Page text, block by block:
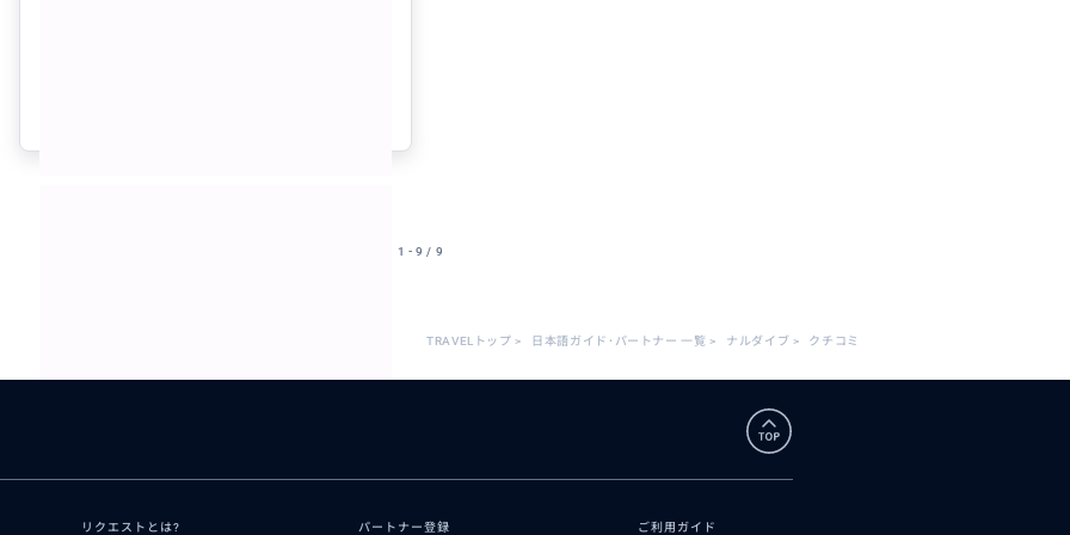
1 - 9 / 9
TRAVELトップ > 日本語ガイド･パートナー 一覧 > ナルダイブ > クチコミ
リクエストとは? パートナー登録 ご利用ガイド